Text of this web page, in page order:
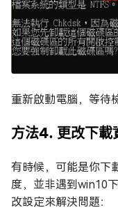
重新啟動電腦，等待
方法4. 更改下載
有時候，可能是你下
度，並非遇到win10
改設定來解決問題：